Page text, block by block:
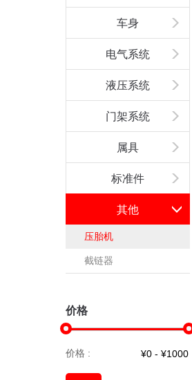
车身
电气系统
液压系统
门架系统
属具
标准件
其他
压胎机
截链器
价格
价格 :